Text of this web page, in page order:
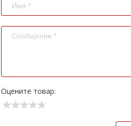
Оцените товар: